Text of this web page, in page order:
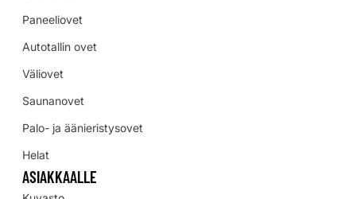
Paneeliovet
Autotallin ovet
Väliovet
Saunanovet
Palo- ja äänieristysovet
Helat
ASIAKKAALLE